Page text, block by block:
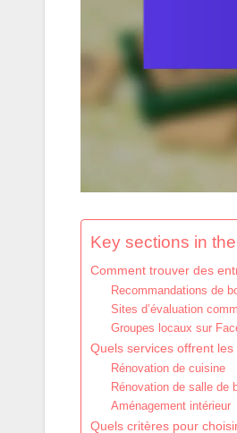
Key sections in
Comment trouver des
Recommandations de
Sites d’évaluation
Groupes locaux sur
Quels services offrent
Rénovation de cuisine
Rénovation de salle de
Aménagement intérieur
Quels critères pour